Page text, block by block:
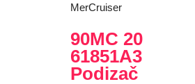
MerCruiser
90MC 20
61851A3
Podizač